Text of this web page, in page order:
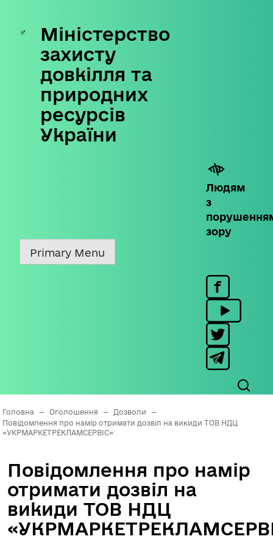
Skip
content
Міністерство
захисту
довкілля та
природних
ресурсів
України
Людям
з
зору
Primary Menu
Головна — Оголошення — Дозволи
—
Повідомлення про намір отримати дозвіл на викиди ТОВ НДЦ
«УКРМАРКЕТРЕКЛАМСЕРВІС»
Повідомлення про намір
отримати дозвіл на
викиди ТОВ НДЦ